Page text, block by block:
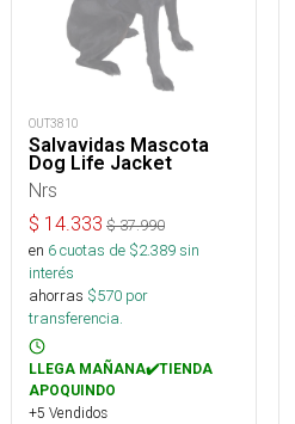
OUT3810
Salvavidas Mascota
Dog Life Jacket
Nrs
$ 14.333 $37.990
en 6cuotas de $2.389sin
interés
ahorras $570 por
transferencia.
LLEGA MAÑANA✔️TIENDA
APOQUINDO
+5 Vendidos